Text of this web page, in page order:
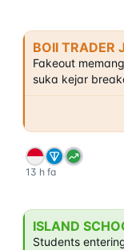
BOII TRADER
Fakeout
suka kejar
13 h fa
ISLAND
Students